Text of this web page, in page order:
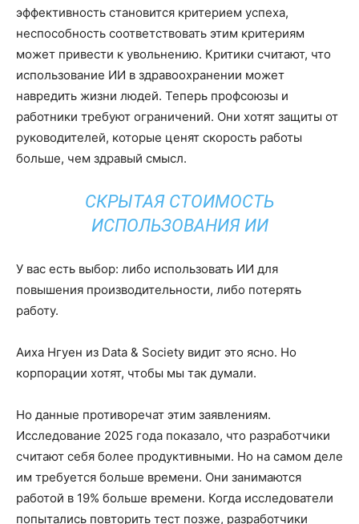
эффективность становится критерием успеха,
неспособность соответствовать этим критериям
может привести к увольнению. Критики считают, что
использование ИИ в здравоохранении может
навредить жизни людей. Теперь профсоюзы и
работники требуют ограничений. Они хотят защиты от
руководителей, которые ценят скорость работы
больше, чем здравый смысл.
СКРЫТАЯ СТОИМОСТЬ
ИСПОЛЬЗОВАНИЯ ИИ
У вас есть выбор: либо использовать ИИ для
повышения производительности, либо потерять
работу.
Аиха Нгуен из Data & Society видит это ясно. Но
корпорации хотят, чтобы мы так думали.
Но данные противоречат этим заявлениям.
Исследование 2025 года показало, что разработчики
считают себя более продуктивными. Но на самом деле
им требуется больше времени. Они занимаются
работой в 19% больше времени. Когда исследователи
попытались повторить тест позже, разработчики